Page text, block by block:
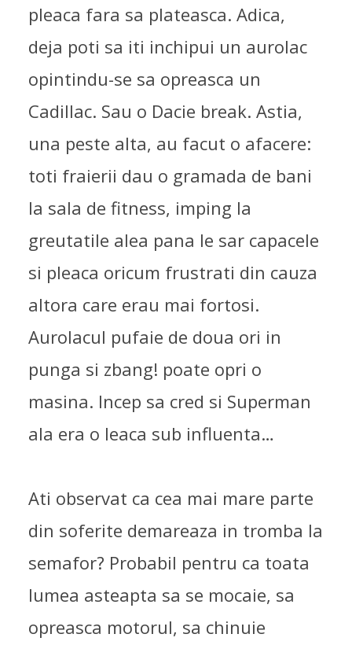
pleaca fara sa plateasca. Adica,
deja poti sa iti inchipui un aurolac
opintindu-se sa opreasca un
Cadillac. Sau o Dacie break. Astia,
una peste alta, au facut o afacere:
toti fraierii dau o gramada de bani
la sala de fitness, imping la
greutatile alea pana le sar capacele
si pleaca oricum frustrati din cauza
altora care erau mai fortosi.
Aurolacul pufaie de doua ori in
punga si zbang! poate opri o
masina. Incep sa cred si Superman
ala era o leaca sub influenta…
Ati observat ca cea mai mare parte
din soferite demareaza in tromba la
semafor? Probabil pentru ca toata
lumea asteapta sa se mocaie, sa
opreasca motorul, sa chinuie